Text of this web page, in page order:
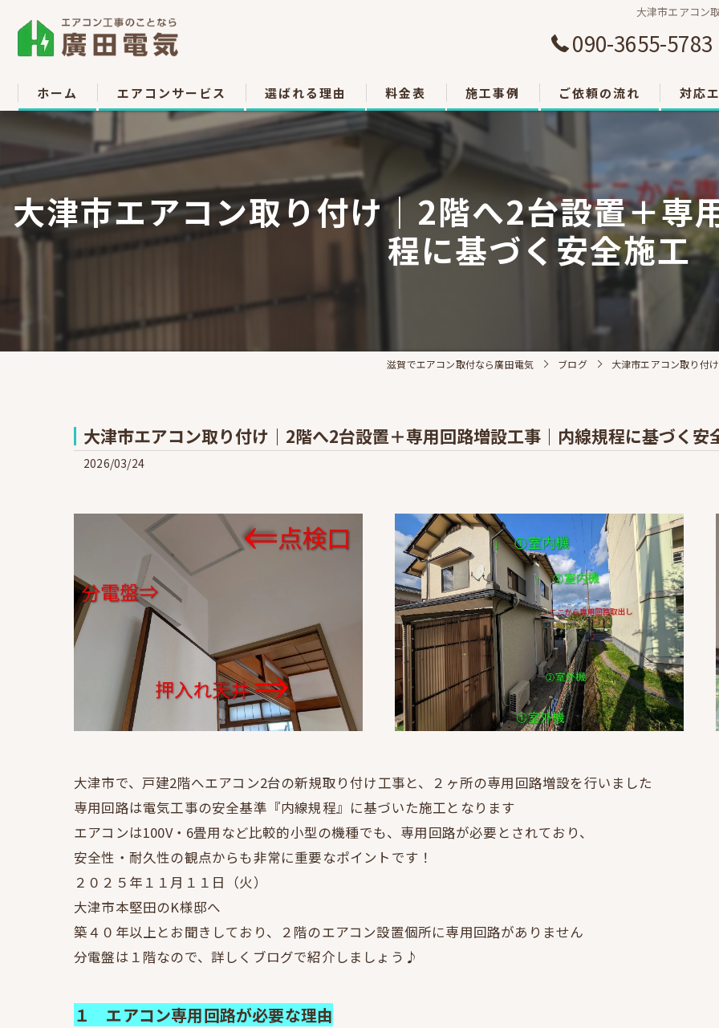
大津市エアコン
090-3655-5783
ホーム エアコンサービス
エアコン取付
エアコン移設
選ばれる理由
お客様の声
料金表 施工事例 ご依頼の流れ 対応
大津市
草津市
栗東市
東近江
甲賀市
大津市エアコン取り付け｜2階へ2台設置＋専
程に基づく安全施工
滋賀でエアコン取付なら廣田電気 ブログ 大津市エアコン取り付
大津市エアコン取り付け｜2階へ2台設置＋専用回路増設工事｜内線規程に基づく安
2026/03/24
大津市で、戸建2階へエアコン2台の新規取り付け工事と、２ヶ所の専用回路増設を行いました
専用回路は電気工事の安全基準『内線規程』に基づいた施工となります
エアコンは100V・6畳用など比較的小型の機種でも、専用回路が必要とされており、
安全性・耐久性の観点からも非常に重要なポイントです！
２０２５年１１月１１日（火）
大津市本堅田のK様邸へ
築４０年以上とお聞きしており、２階のエアコン設置個所に専用回路がありません
分電盤は１階なので、詳しくブログで紹介しましょう♪
１ エアコン専用回路が必要な理由